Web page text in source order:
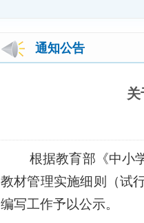
通知公告
关
根据教育部《中小
教材管理实施细则（试
编写工作予以公示。